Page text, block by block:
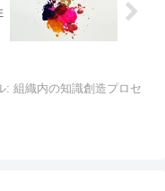
: 組織内の知識創造プロセ